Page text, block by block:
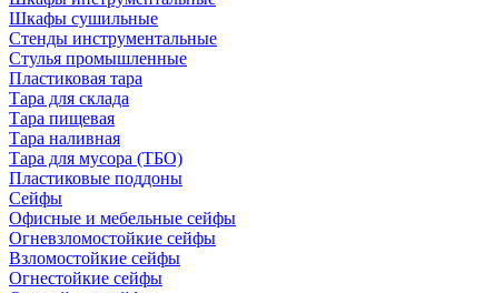
Шкафы сушильные
Стенды инструментальные
Cтулья промышленные
Пластиковая тара
Тара для склада
Тара пищевая
Тара наливная
Тара для мусора (ТБО)
Пластиковые поддоны
Сейфы
Офисные и мебельные сейфы
Огневзломостойкие сейфы
Взломостойкие сейфы
Огнестойкие сейфы